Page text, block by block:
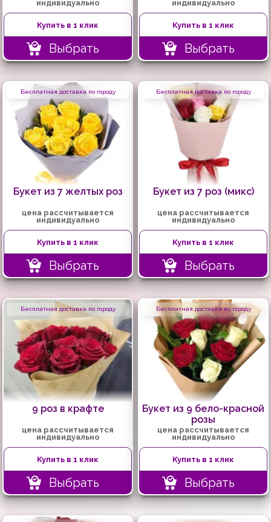
индивидуально
Купить в 1 клик
Выбрать
индивидуально
Купить в 1 клик
Выбрать
Бесплатная доставка по городу
Букет из 7 желтых роз
цена рассчитывается
индивидуально
Купить в 1 клик
Выбрать
Бесплатная доставка по городу
Букет из 7 роз (микс)
цена рассчитывается
индивидуально
Купить в 1 клик
Выбрать
Бесплатная доставка по городу
9 роз в крафте
цена рассчитывается
индивидуально
Купить в 1 клик
Выбрать
Бесплатная доставка по городу
Букет из 9 бело-красной
розы
цена рассчитывается
индивидуально
Купить в 1 клик
Выбрать